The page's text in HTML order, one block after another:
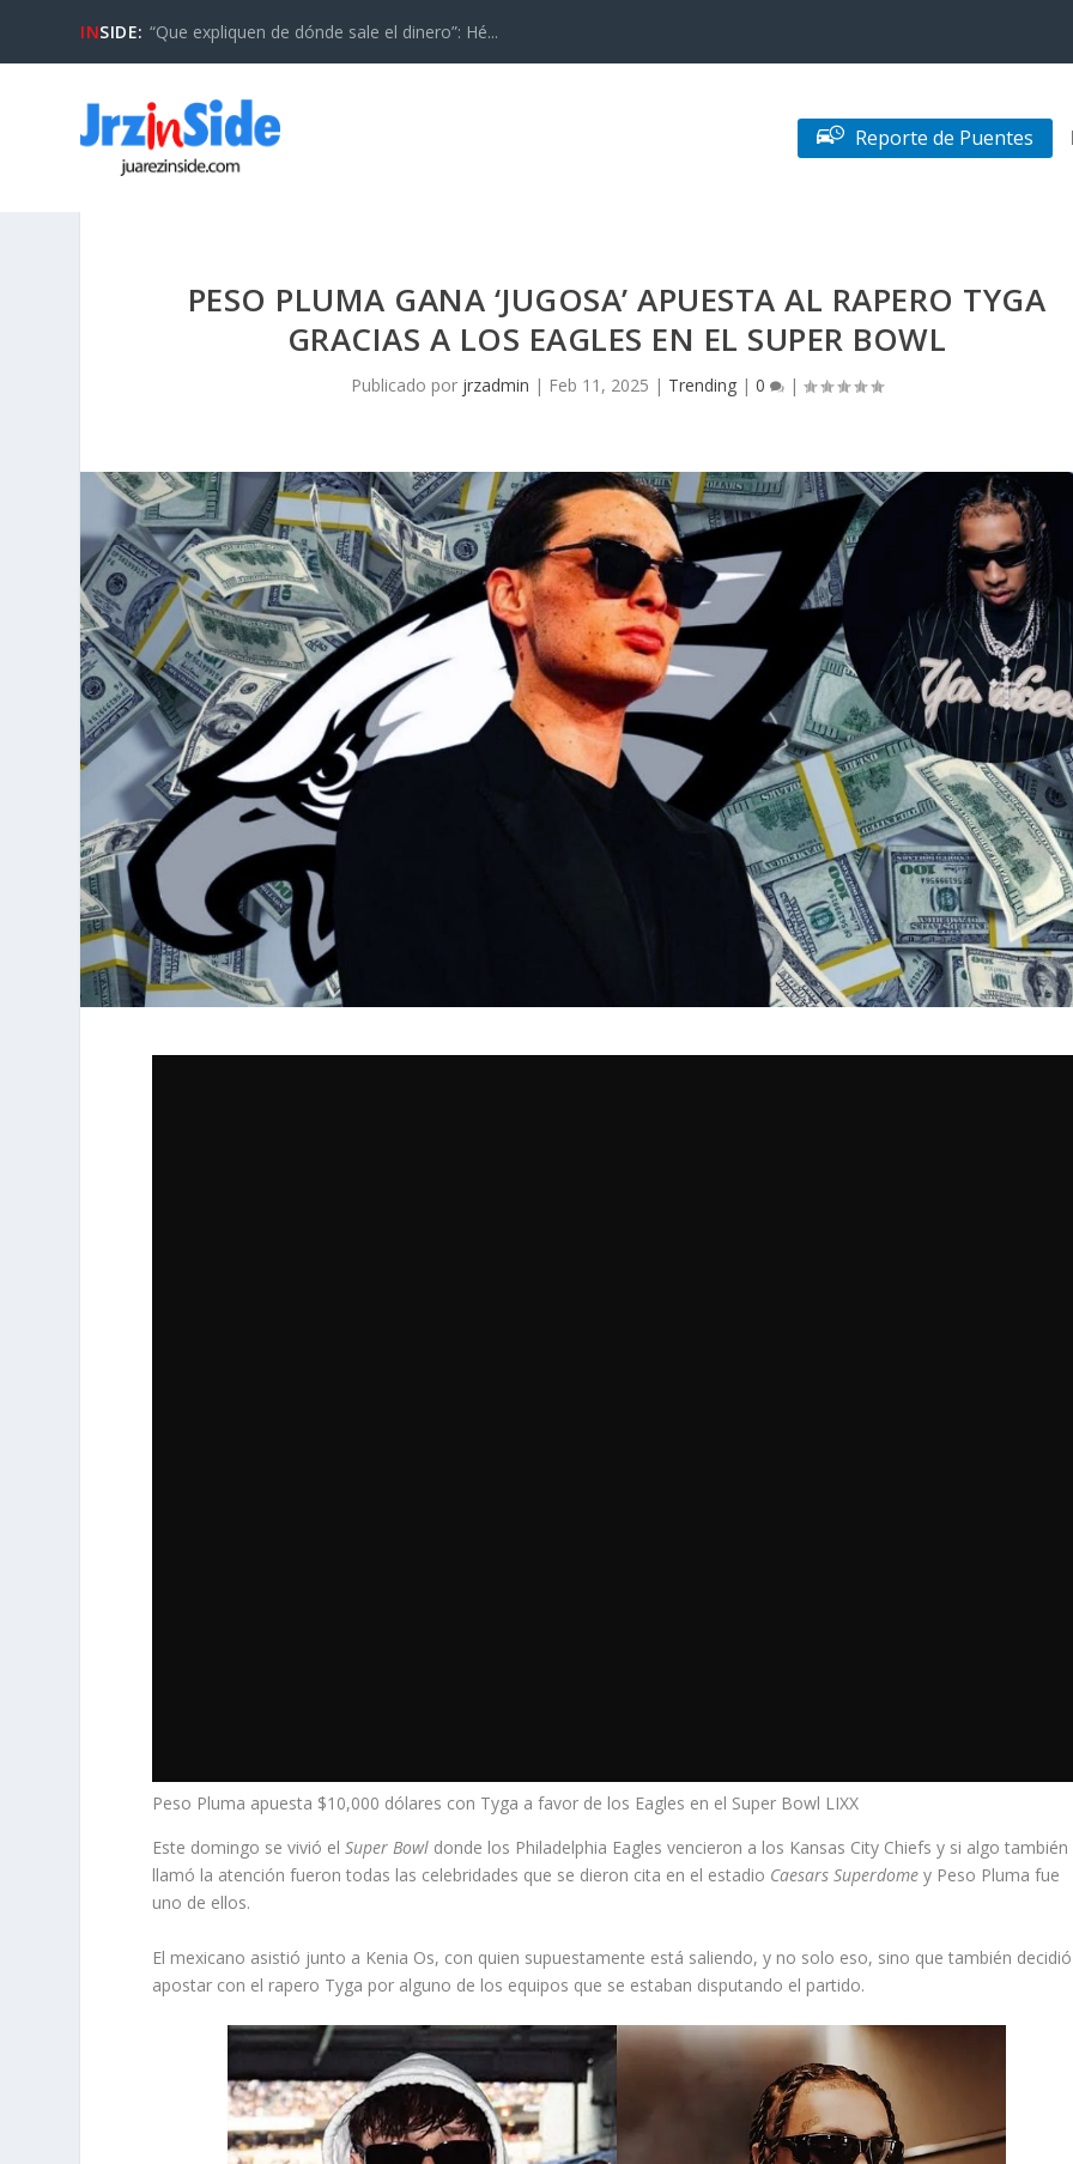
INSIDE: “Que expliquen de dónde sale el dinero”: Hé...
Reporte de Puentes
PESO PLUMA GANA ‘JUGOSA’ APUESTA AL RAPERO TYGA
GRACIAS A LOS EAGLES EN EL SUPER BOWL
Publicado por jrzadmin | Feb 11, 2025 | Trending| 0 |
Peso Pluma apuesta $10,000 dólares con Tyga a favor de los Eagles en el Super Bowl LIXX
Este domingo se vivió elSuper Bowl donde los Philadelphia Eagles vencieron a los Kansas City Chiefs y si algo también
llamó la atención fueron todas las celebridades que se dieron cita en el estadio Caesars Superdomey Peso Pluma fue
uno de ellos.
El mexicano asistió junto a Kenia Os, con quien supuestamente está saliendo, y no solo eso, sino que también decidió
apostar con el rapero Tyga por alguno de los equipos que se estaban disputando el partido.